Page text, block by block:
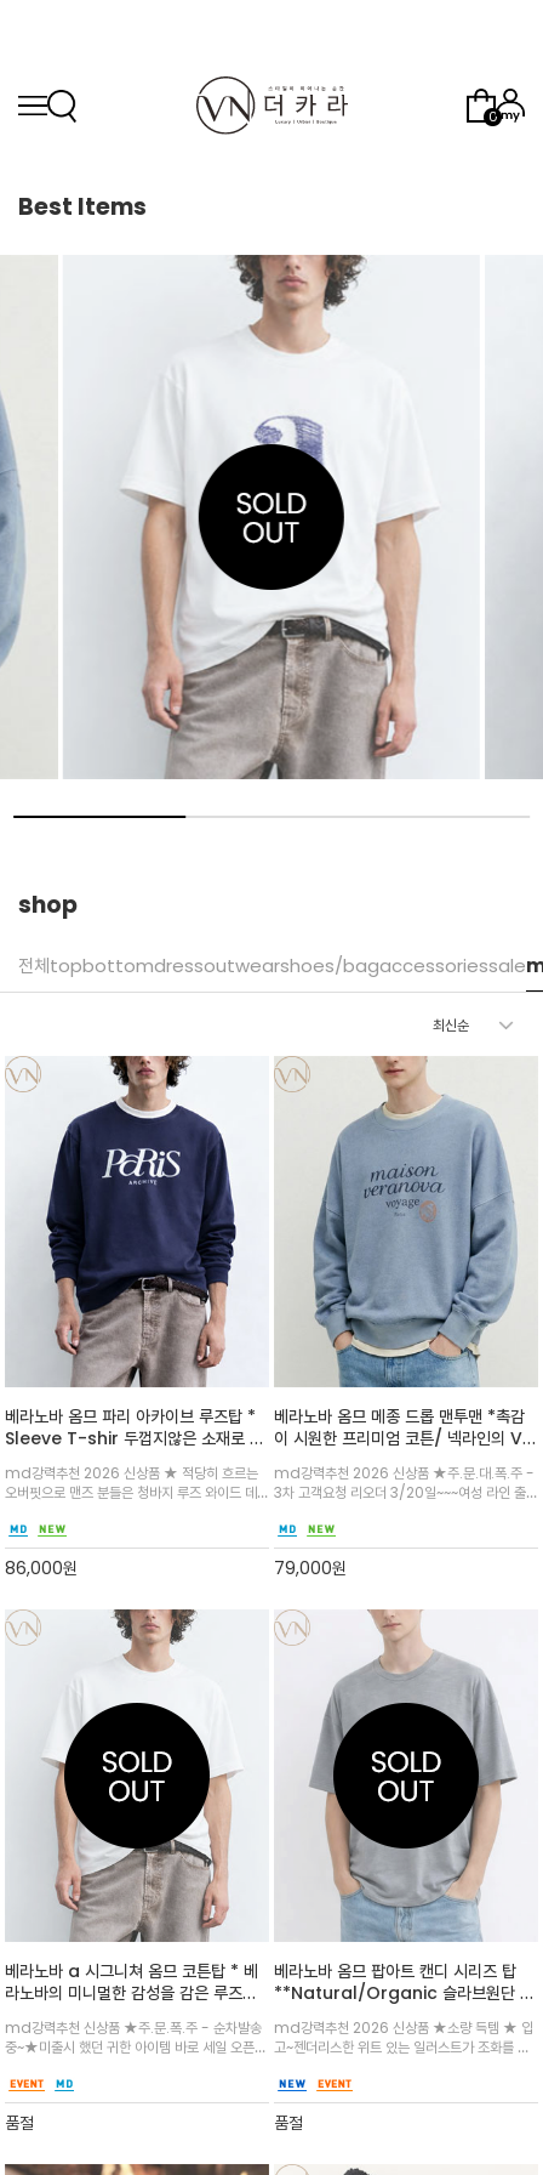
0
Best Items
shop
전체topbottomdressoutwearshoes/bagaccessoriessale
베라노바 옴므 파리 아카이브 루즈탑 *
Sleeve T-shir 두껍지않은 소재로 초
여름에도 반바지에 입어도 너무 좋습니
다
md강력추천 2026 신상품 ★ 적당히 흐르는
오버핏으로 맨즈 분들은 청바지 루즈 와이드 데
있는 아카이브 라인 입니다^^
86,000원
베라노바 옴므 메종 드롭 맨투맨 *촉감
이 시원한 프리미엄 코튼/ 넥라인의 V자
스티치와 여유로운 드롭 숄더가 빈티지
한 무드를 연출
md강력추천 2026 신상품 ★주.문.대.폭.주 -
3차 고객요청 리오더 3/20일~~~여성 라인 출
^^맨투맨을 좋아하는 맨즈들에게는 더욱 인기
많은 루즈타입의 프리미엄 원단 맨투맨 입니다
79,000원
베라노바 a 시그니쳐 옴므 코튼탑 * 베
라노바의 미니멀한 감성을 감은 루즈핏
md강력추천 신상품 ★주.문.폭.주 - 순차발송
중~★미출시 했던 귀한 아이템 바로 세일 오픈
무드를 더하며 감성적인 포인트과 시원한 화이트
를 메인으로 데님에 하나만 입어도 스타일 업그
레이 되는 아이템
품절
베라노바 옴므 팝아트 캔디 시리즈 탑
**Natural/Organic 슬라브원단 /
베라노바의 그래픽 티셔츠
md강력추천 2026 신상품 ★소량 득템 ★ 입
고~젠더리스한 위트 있는 일러스트가 조화를 이
부드럽고 쾌적한 코튼 소재로 제작되어 데일리로
즐기기 좋으며, 감각적인 그래픽으로 일상의 룩에
특별한 무드
품절